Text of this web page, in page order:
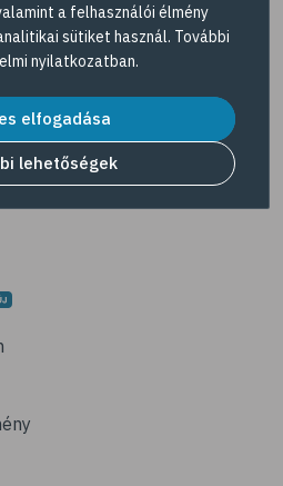
közforgalmú
gyógyszertár
listáját és
keresőoldalon
a felhasználói élmény
sütiket használ. További
nyilatkozatban.
elfogadása
lehetőségek